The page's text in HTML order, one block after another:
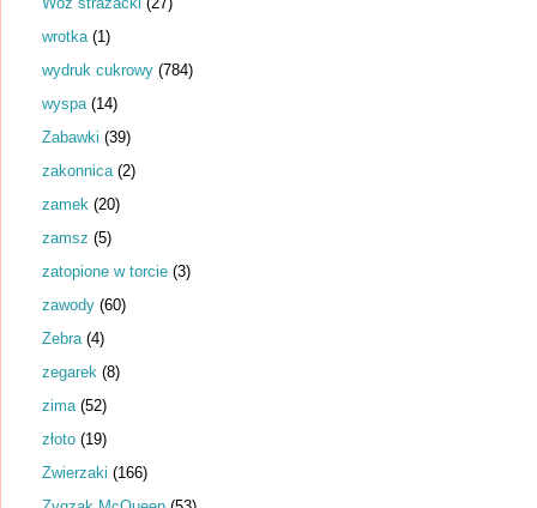
wrotka (1)
wydruk cukrowy (784)
wyspa (14)
Zabawki (39)
zakonnica (2)
zamek (20)
zamsz (5)
zatopione w torcie (3)
zawody (60)
Zebra (4)
zegarek (8)
zima (52)
złoto (19)
Zwierzaki (166)